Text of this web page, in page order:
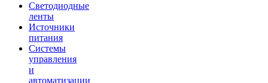
Светодиодные
ленты
Источники
питания
Системы
управления
и
автоматизации